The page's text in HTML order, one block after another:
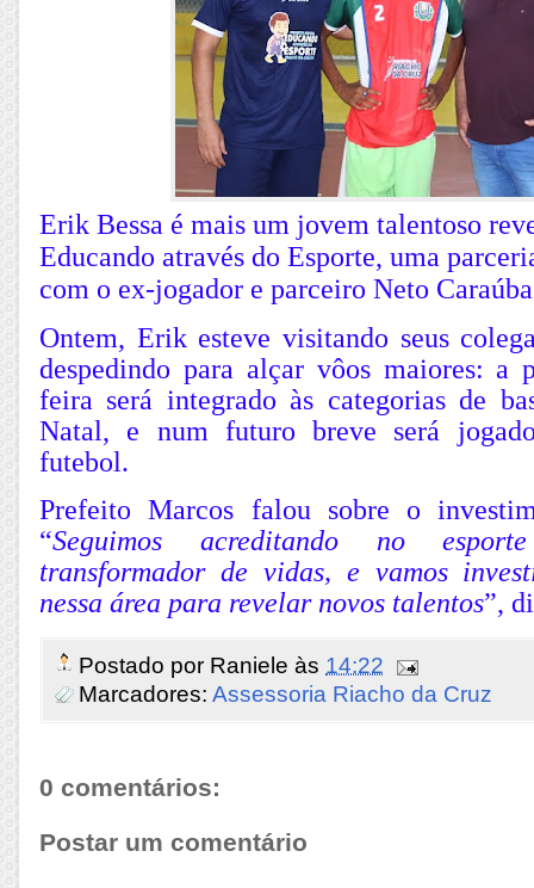
Erik Bessa é mais um jovem talentoso
Educando através do Esporte, uma
com o ex-jogador e parceiro Neto
Ontem, Erik esteve visitando seus
despedindo para alçar vôos maiores: a
feira será integrado às categorias de
Natal, e num futuro breve será
futebol.
Prefeito Marcos falou sobre o
“Seguimos acreditando no
transformador de vidas, e vamos
nessa área para revelar novos talentos”,
Postado por Raniele às 14:22
Marcadores: Assessoria Riacho da Cruz
0 comentários:
Postar um comentário